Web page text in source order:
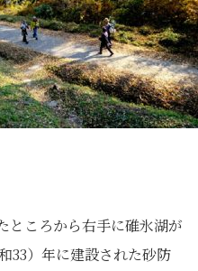
ところから右手に碓氷湖が
33）年に建設された砂防